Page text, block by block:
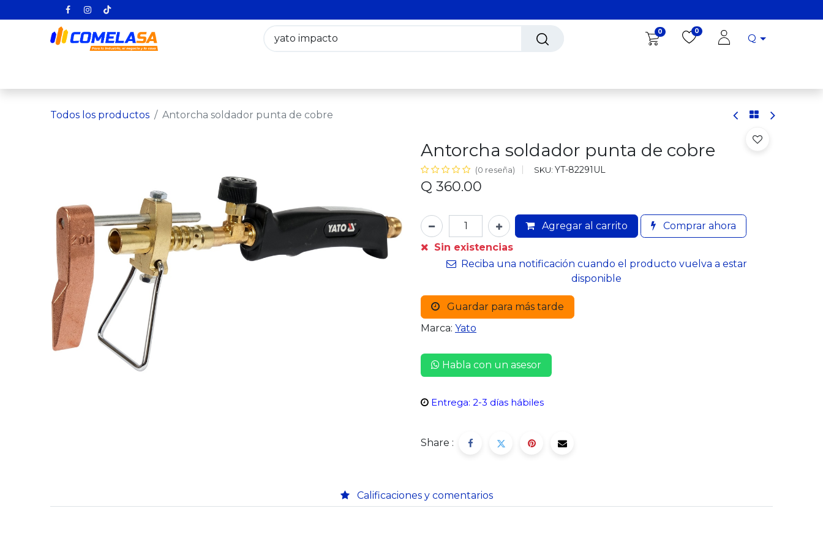
0 0
Q
Todos los productos Antorcha soldador punta de cobre
Antorcha soldador punta de cobre
(0 reseña) SKU: YT-82291UL
Q 360.00
Agregar al carrito
Comprar ahora
Sin existencias
Reciba una notificación cuando el producto vuelva a estar
disponible
Guardar para más tarde
Marca: Yato
Habla con un asesor
Entrega: 2-3 días hábiles
Share :
Calificaciones y comentarios